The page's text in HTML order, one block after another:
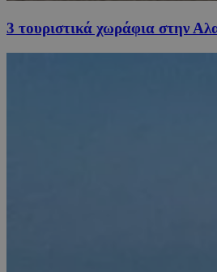
3 τουριστικά χωράφια στην